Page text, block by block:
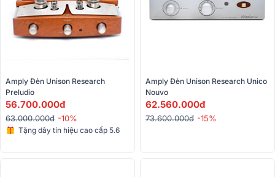
Amply Đèn Unison Research
Preludio
56.700.000đ
63.000.000đ -10%
Tặng dây tín hiệu cao cấp 5.6
Amply Đèn Unison Research Unico
Nouvo
62.560.000đ
73.600.000đ -15%